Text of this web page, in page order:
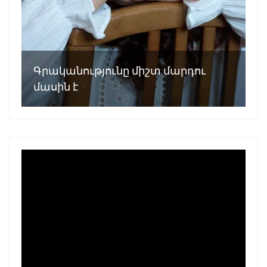
Գրականությունը միշտ մարդու
մասին է